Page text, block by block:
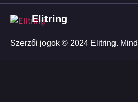
Elitring
Szerzői jogok © 2024 Elitring.